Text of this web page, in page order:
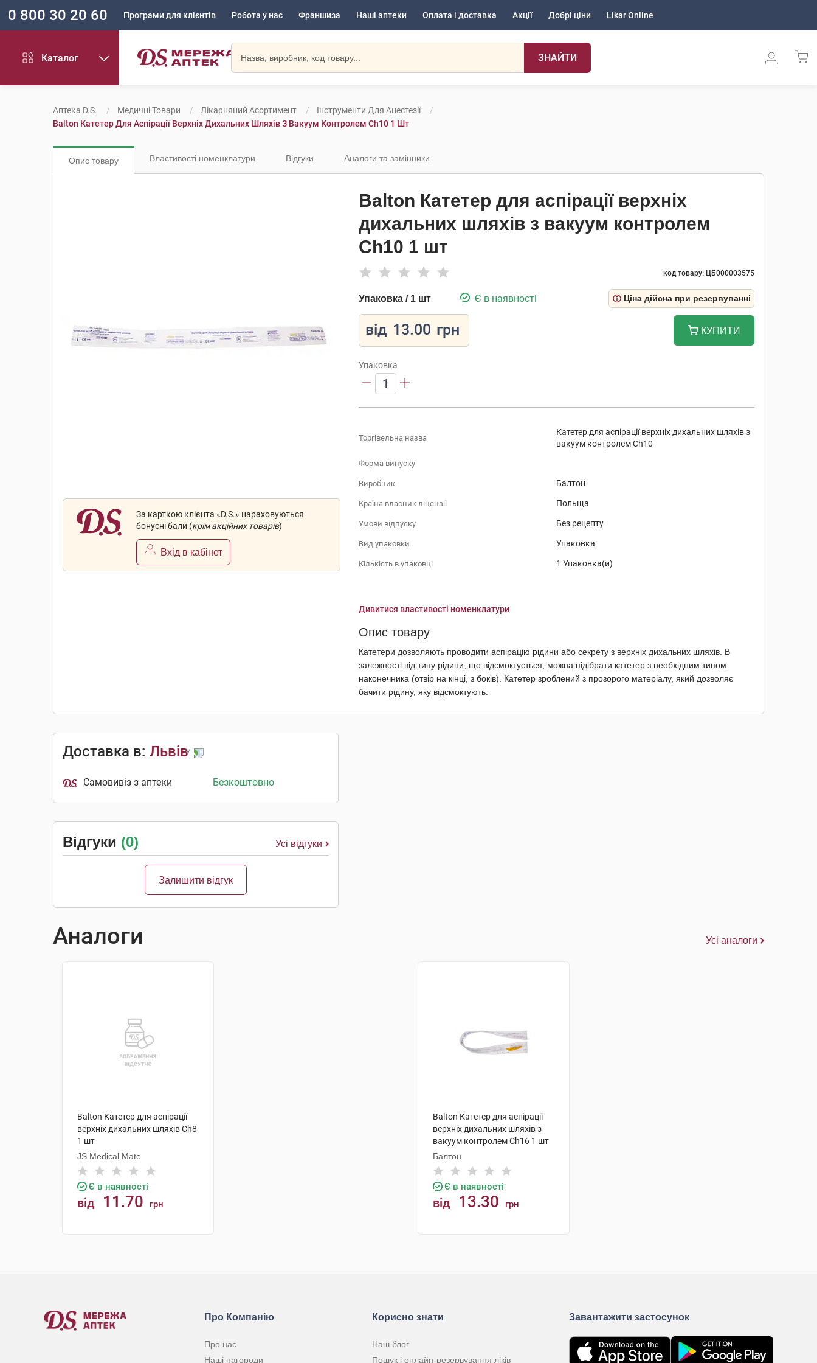
0 800 30 20 60 Програми для клієнтів Робота у нас Франшиза Наші аптеки Оплата і доставка Акції Добрі ціни Likar Online
Каталог ЗНАЙТИ
Аптека D.S. Медичні Товари Лікарняний Асортимент
Інструменти Для Анестезії
Balton Катетер Для Аспірації Верхніх Дихальних Шляхів З Вакуум Контролем Ch10 1 Шт
Опис товару Властивості номенклатури Відгуки Аналоги та замінники
За карткою клієнта «D.S.» нараховуються
бонусні бали (крім акційних товарів)
Вхід в кабінет
Balton Катетер для аспірації верхніх
дихальних шляхів з вакуум контролем
Ch10 1 шт
код товару: ЦБ000003575
Упаковка / 1 шт Є в наявності Ціна дійсна при резервуванні
від 13.00 грн КУПИТИ
Упаковка
1
Торгівельна назва
Катетер для аспірації верхніх дихальних шляхів з
вакуум контролем Ch10
Форма випуску
Виробник Балтон
Країна власник ліцензії Польща
Умови відпуску Без рецепту
Вид упаковки Упаковка
Кількість в упаковці 1 Упаковка(и)
Дивитися властивості номенклатури
Опис товару
Катетери дозволяють проводити аспірацію рідини або секрету з верхніх дихальних шляхів. В
залежності від типу рідини, що відсмоктується, можна підібрати катетер з необхідним типом
наконечника (отвір на кінці, з боків). Катетер зроблений з прозорого матеріалу, який дозволяє
бачити рідину, яку відсмоктують.
Доставка в: Львів
Самовивіз з аптеки Безкоштовно
Відгуки (0) Усі відгуки
Залишити відгук
Аналоги Усі аналоги
Balton Катетер для аспірації
верхніх дихальних шляхів Ch8
1 шт
JS Medical Mate
Є в наявності
від 11.70 грн
Balton Катетер для аспірації
верхніх дихальних шляхів з
вакуум контролем Ch16 1 шт
Балтон
Є в наявності
від 13.30 грн
Про Компанію
Про нас
Наші нагороди
Корисно знати
Наш блог
Пошук і онлайн-резервування ліків
Завантажити застосунок